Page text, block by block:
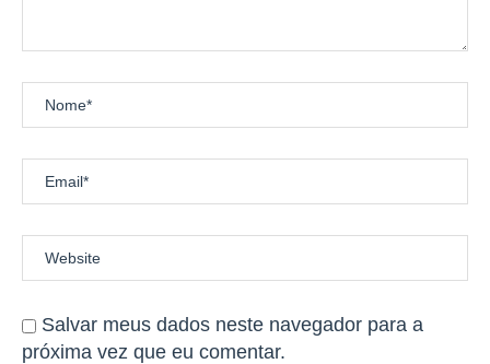
Salvar meus dados neste navegador para a
próxima vez que eu comentar.